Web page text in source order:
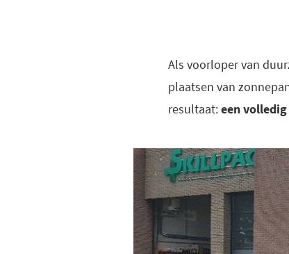
Als voorloper van
plaatsen van
resultaat:een